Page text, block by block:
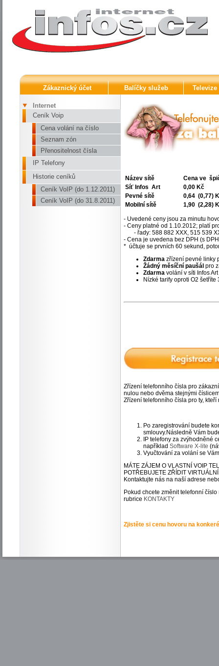
Zákaznický účet Balíčky služeb Televize
Internet
Ceník Voip
Cena volání na číslo
Seznam zón
Přenositelnost čísla
IP Telefony
Historie ceníků
Ceník VoIP (do 1.12.2011)
Ceník VoIP (do 31.8.2011)
Název sítě
Cena ve
Síť Infos Art
0,00 Kč
Pevné sítě
0,64 (0,77)
Mobilní sítě
1,90 (2,28)
- Uvedené ceny jsou za minutu
- Ceny platné od 1.10.2012; platí
- řady: 588 882 XXX, 515 539
- Cena je uvedena bez DPH (s
* účtuje se prvních 60 sekund,
Zdarma zřízení pevné linky
Žádný měsíční paušál pro
Zdarma volání v síti Infos Art
Nízké tarify oproti O2
Zřízení telefonního čísla pro
nulou nebo dvěma stejnými
Zřízení telefonního čísla pro ty,
Po zaregistrování budete
smlouvy.Následně Vám
IP telefony za zvýhodněné
například Software X-lite
Vyučtování za volání se
MÁTE ZÁJEM O VLASTNÍ VOIP
POTŘEBUJETE ZŘÍDIT
Kontaktujte nás na naší adrese
Pokud chcete změnit telefonní
rubrice KONTAKTY
Zjistěte si cenu hovoru na